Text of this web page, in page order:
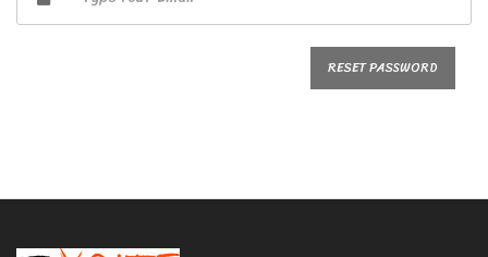
RESET PASSWORD